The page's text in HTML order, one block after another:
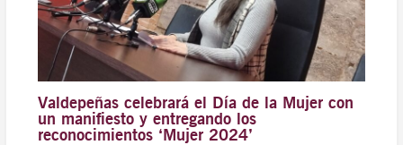
Valdepeñas celebrará el Día de la Mujer con
un manifiesto y entregando los
reconocimientos ‘Mujer 2024’